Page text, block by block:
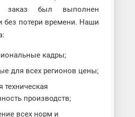
был выполнен
без потери времени. Наши
кадры;
для всех регионов цены;
техническая
производств;
всех норм и